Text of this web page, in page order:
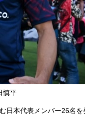
慎平
本代表メンバー26名を